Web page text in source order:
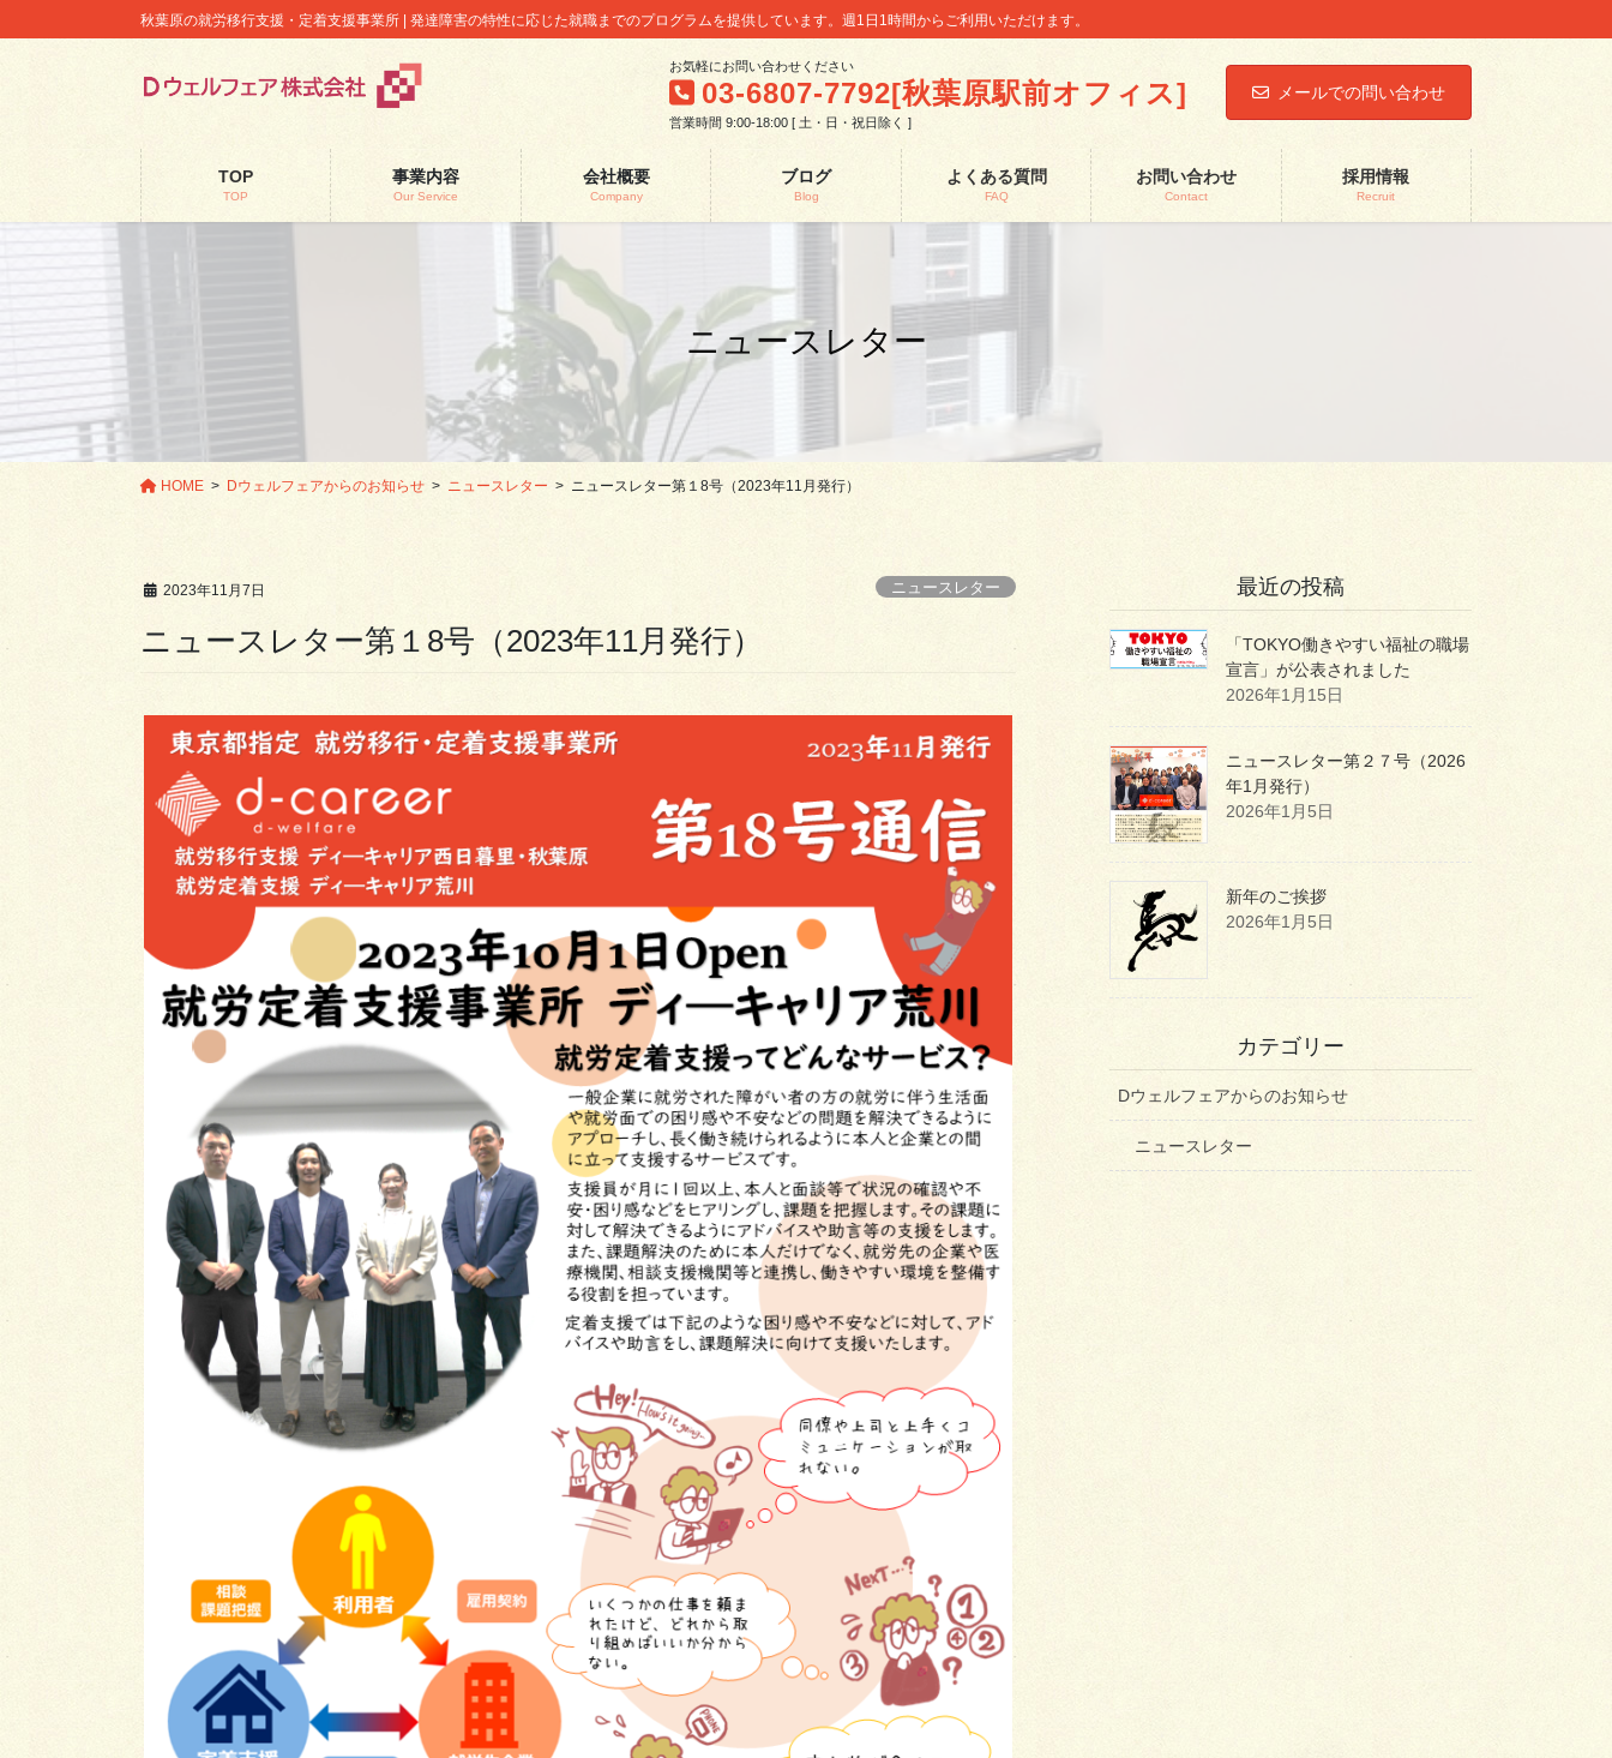
ン
ビ
秋葉原の就労移行支援・定着支援事業所 | 発達障害の特性に応じた就職までのプログラムを提供しています。週1日1時間からご利用いただけます。
お気軽にお問い合わせください
03-6807-7792[秋葉原駅前オフィス]
営業時間 9:00-18:00 [ 土・日・祝日除く ]
メールでの問い合わせ
TOP
TOP
事業内容
Our Service
会社概要
Company
ブログ
Blog
よくある質問
FAQ
お問い合わせ
Contact
採用情報
Recruit
ニュースレター
HOME Dウェルフェアからのお知らせ ニュースレター ニュースレター第１8号（2023年11月発行）
2023年11月7日 ニュースレター
ニュースレター第１8号（2023年11月発行）
最近の投稿
「TOKYO働きやすい福祉の職場
宣言」が公表されました
2026年1月15日
ニュースレター第２７号（2026
年1月発行）
2026年1月5日
新年のご挨拶
2026年1月5日
カテゴリー
Dウェルフェアからのお知らせ
ニュースレター